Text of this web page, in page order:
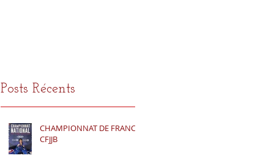
Posts Récents
CHAMPIONNAT DE FRANCE
CFJJB